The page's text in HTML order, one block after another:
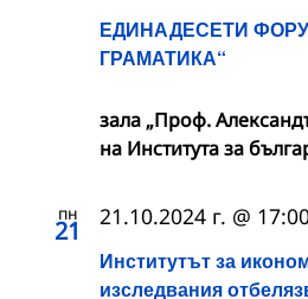
ЕДИНАДЕСЕТИ
ГРАМАТИКА“
зала „Проф.
на Института за
пн
21
Институтът за
изследвания
21.10.2024 г. @